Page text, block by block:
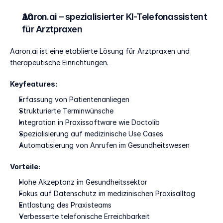
Aaron.ai – spezialisierter KI-Telefonassistent
für Arztpraxen
Aaron.ai ist eine etablierte Lösung für Arztpraxen und
therapeutische Einrichtungen.
Keyfeatures:
Erfassung von Patientenanliegen
Strukturierte Terminwünsche
Integration in Praxissoftware wie Doctolib
Spezialisierung auf medizinische Use Cases
Automatisierung von Anrufen im Gesundheitswesen
Vorteile:
Hohe Akzeptanz im Gesundheitssektor
Fokus auf Datenschutz im medizinischen Praxisalltag
Entlastung des Praxisteams
Verbesserte telefonische Erreichbarkeit